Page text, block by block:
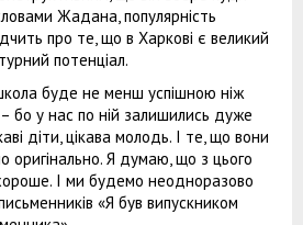
Жадана, популярність
про те, що в Харкові є великий
потенціал.
буде не менш успішною ніж
– бо у нас по ній залишились дуже
діти, цікава молодь. І те, що вони
оригінально. Я думаю, що з цього
І ми будемо неодноразово
«Я був випускником